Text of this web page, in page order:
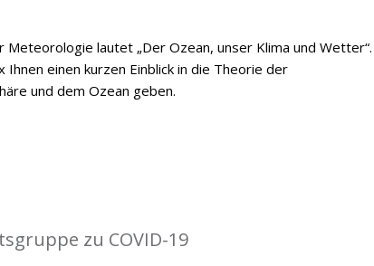
lautet „Der Ozean, unser Klima und Wetter“.
einen kurzen Einblick in die Theorie der
und dem Ozean geben.
zu COVID-19